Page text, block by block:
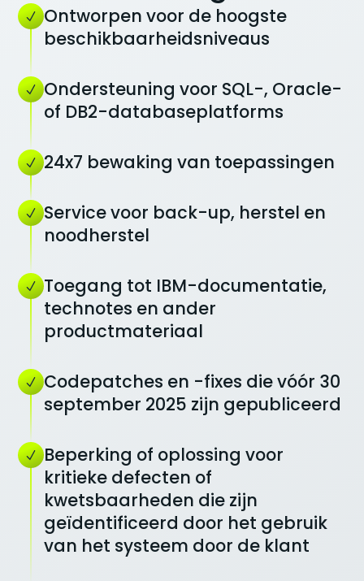
Ontworpen voor de hoogste
beschikbaarheidsniveaus
Ondersteuning voor SQL-, Oracle-
of DB2-databaseplatforms
24x7 bewaking van toepassingen
Service voor back-up, herstel en
noodherstel
Toegang tot IBM-documentatie,
technotes en ander
productmateriaal
Codepatches en -fixes die vóór 30
september 2025 zijn gepubliceerd
Beperking of oplossing voor
kritieke defecten of
kwetsbaarheden die zijn
geïdentificeerd door het gebruik
van het systeem door de klant